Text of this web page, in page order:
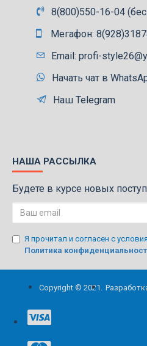
8(800)550-16-04
Мегафон:
Email: profi-
Начать чат в
Наш Telegram
НАША РАССЫЛКА
Будете в курсе новых
Я прочитал и согласен с
Политика
Copyright © 2021.